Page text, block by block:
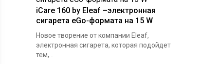
iCare 160 by Eleaf –электронная
сигарета eGo-формата на 15 W
Новое творение от компании Eleaf,
электронная сигарета, которая подойдет
тем,...